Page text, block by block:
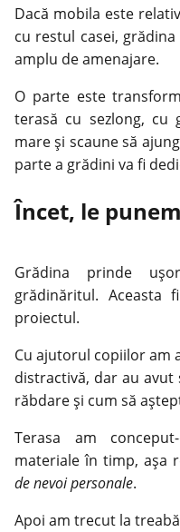
Dacă mobila este
cu restul casei,
amplu de amenajare.
O parte este
terasă cu sezlong, cu
mare şi scaune să
parte a grădini va fi
Încet, le
Grădina prinde
grădinăritul. Aceasta
proiectul.
Cu ajutorul copiilor am
distractivă, dar au avut
răbdare şi cum să
Terasa am
materiale în timp, aşa
de nevoi personale.
Apoi am trecut la